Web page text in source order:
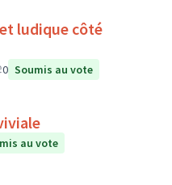
ludique côté
0 Soumis au vote
au vote